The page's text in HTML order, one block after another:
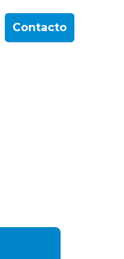
Contacto